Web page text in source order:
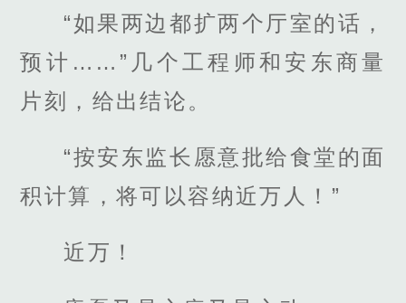
“如果两边都扩两个厅室的话，
预计……”几个工程师和安东商量
片刻，给出结论。
“按安东监长愿意批给食堂的面
积计算，将可以容纳近万人！”
近万！